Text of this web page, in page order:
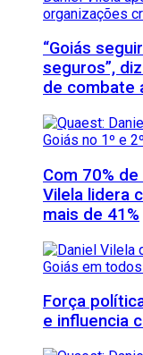
“Goiás
seguros”,
de combate
Com 70%
Vilela lidera
mais de 41%
Força
e influencia